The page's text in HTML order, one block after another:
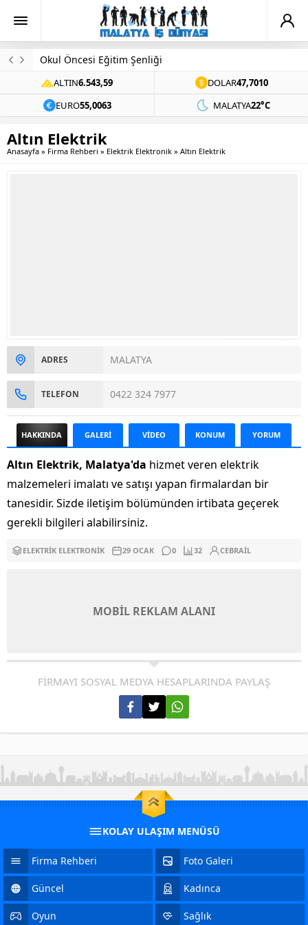
Okul Öncesi Eğitim Şenliği
ALTIN6.543,59 DOLAR47,7010
EURO55,0063 MALATYA22°C
Altın Elektrik
Anasayfa » Firma Rehberi » Elektrik Elektronik » Altın Elektrik
ADRES MALATYA
TELEFON 0422 324 7977
HAKKINDA GALERİ VİDEO KONUM YORUM
Altın Elektrik, Malatya'da hizmet veren elektrik
malzemeleri imalatı ve satışı yapan firmalardan bir
tanesidir. Sizde iletişim bölümünden irtibata geçerek
gerekli bilgileri alabilirsiniz.
ELEKTRIK ELEKTRONIK 29 OCAK 0 32 CEBRAIL
MOBİL REKLAM ALANI
FİRMAYI SOSYAL MEDYA HESAPLARINDA PAYLAŞ
KOLAY ULAŞIM MENÜSÜ
Firma Rehberi Foto Galeri
Güncel Kadınca
Oyun Sağlık